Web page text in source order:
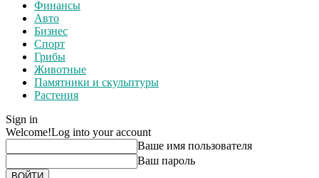
Финансы
Авто
Бизнес
Спорт
Грибы
Животные
Памятники и скульптуры
Растения
Sign in
Welcome!Log into your account
Ваше имя пользователя
Ваш пароль